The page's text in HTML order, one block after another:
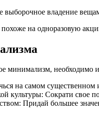
выборочное владение
на одноразовую
минимализм, необходимо
на самом существенном
культуры: Сократи свое
Придай большее